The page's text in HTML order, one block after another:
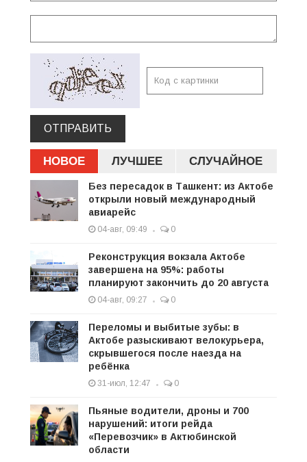
ОТПРАВИТЬ
НОВОЕ ЛУЧШЕЕ СЛУЧАЙНОЕ
Без пересадок в Ташкент: из Актобе
открыли новый международный
авиарейс
04-авг, 09:49 0
Реконструкция вокзала Актобе
завершена на 95%: работы
планируют закончить до 20 августа
04-авг, 09:27 0
Переломы и выбитые зубы: в
Актобе разыскивают велокурьера,
скрывшегося после наезда на
ребёнка
31-июл, 12:47 0
Пьяные водители, дроны и 700
нарушений: итоги рейда
«Перевозчик» в Актюбинской
области